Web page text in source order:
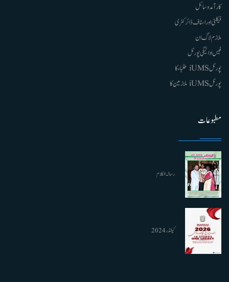
کارآمد وسائل
فیکلٹی اور اسٹاف ڈائرکٹری
ملازم لاگ ان
فیس ادائیگی پورٹل
پورٹل iUMS طلباء کا
پورٹل iUMS ملازمین کا
مطبوعات
رسالہ الکلام
کیلنڈر 2024